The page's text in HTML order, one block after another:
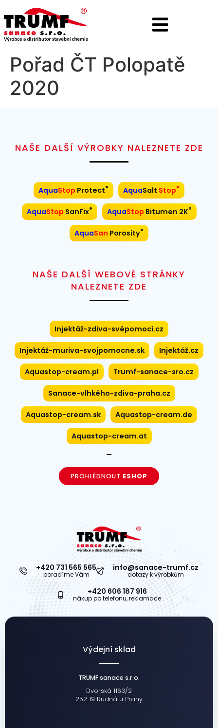
Pořad ČT Polopatě
2020
NAŠE DALŠÍ VÝROBKY NALEZNETE ZDE
AquaStop Protect® AquaSalt Stop®
AquaStop SanFix® AquaStop Bitumen 2K®
AquaSan Porosity®
NAŠE DALŠÍ WEBOVÉ STRÁNKY
NALEZNETE ZDE
Injektáž-zdiva-svépomocí.cz
Injektáž-muriva-svojpomocne.sk Injektáž.cz
Aquastop-cream.pl Trumf-sanace-sro.cz
Sanace-vlhkého-zdiva-praha.cz
Aquastop-cream.sk Aquastop-cream.de
Aquastop-cream.at
PROHLÉDNOUT ESHOP
+420 731 565 565
poradíme Vám
info@sanace-trumf.cz
dotazy k výrobkům
+420 606 187 916
nákup po telefonu, reklamace
Výdejní sklad
TRUMF sanace s.r.o.
Dvorská 1163/2
252 19 Rudná u Prahy